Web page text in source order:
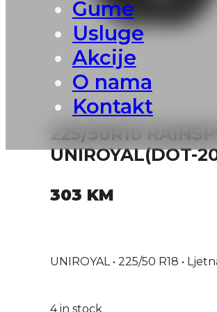
Gume
Usluge
Akcije
O nama
Kontakt
225/50R18
UNIROYAL(DOT-
303 KM
UNIROYAL • 225/50 R18 •
4 in stock